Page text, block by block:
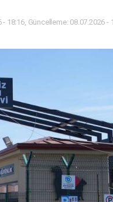
18:16, Güncelleme: 08.07.2026 -